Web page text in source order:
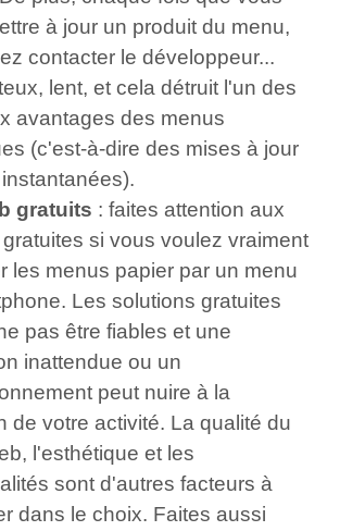
à jour un produit du menu,
contacter le développeur...
lent, et cela détruit l'un des
avantages des menus
(c'est-à-dire des mises à jour
gratuits : faites attention aux
si vous voulez vraiment
les menus papier par un menu
Les solutions gratuites
pas être fiables et une
inattendue ou un
peut nuire à la
de votre activité. La qualité du
l'esthétique et les
sont d'autres facteurs à
dans le choix. Faites aussi